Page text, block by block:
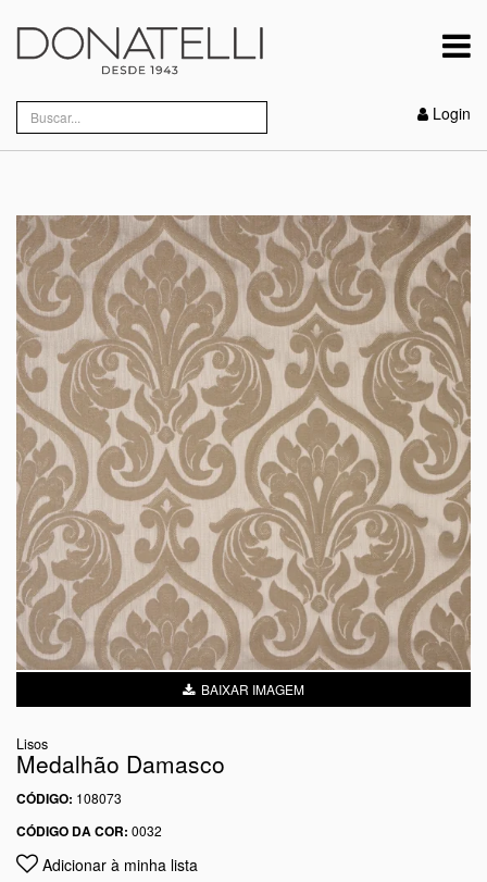
Login
BAIXAR IMAGEM
Lisos
Medalhão Damasco
CÓDIGO: 108073
CÓDIGO DA COR: 0032
Adicionar à minha lista